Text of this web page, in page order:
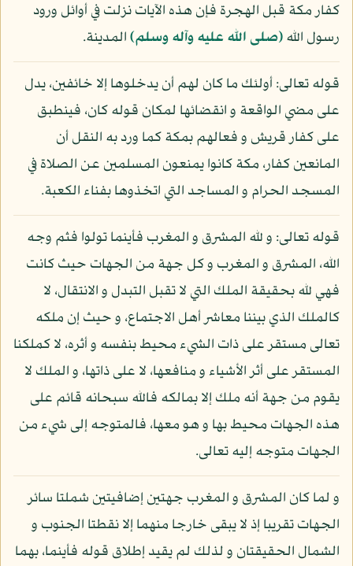
كفار مكة قبل الهجرة فإن هذه الآيات نزلت في أوائل ورود
رسول الله(صلى الله عليه وآله وسلم)المدينة.
قوله تعالى: أولئك ما كان لهم أن يدخلوها إلا خائفين، يدل
على مضي الواقعة و انقضائها لمكان قوله كان، فينطبق
على كفار قريش و فعالهم بمكة كما ورد به النقل أن
المانعين كفار، مكة كانوا يمنعون المسلمين عن الصلاة في
المسجد الحرام و المساجد التي اتخذوها بفناء الكعبة.
قوله تعالى: و لله المشرق و المغرب فأينما تولوا فثم وجه
الله، المشرق و المغرب و كل جهة من الجهات حيث كانت
فهي لله بحقيقة الملك التي لا تقبل التبدل و الانتقال، لا
كالملك الذي بيننا معاشر أهل الاجتماع، و حيث إن ملكه
تعالى مستقر على ذات الشيء محيط بنفسه و أثره، لا كملكنا
المستقر على أثر الأشياء و منافعها، لا على ذاتها، و الملك لا
يقوم من جهة أنه ملك إلا بمالكه فالله سبحانه قائم على
هذه الجهات محيط بها و هو معها، فالمتوجه إلى شيء من
الجهات متوجه إليه تعالى.
و لما كان المشرق و المغرب جهتين إضافيتين شملتا سائر
الجهات تقريبا إذ لا يبقى خارجا منهما إلا نقطتا الجنوب و
الشمال الحقيقتان و لذلك لم يقيد إطلاق قوله فأينما، بهما